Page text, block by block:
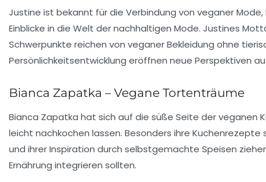
Justine ist bekannt für die Verbindung von veganer Mode,
Einblicke in die Welt der nachhaltigen Mode. Justines
Schwerpunkte reichen von veganer Bekleidung ohne
Persönlichkeitsentwicklung eröffnen neue Perspektiven
Bianca Zapatka – Vegane Tortenträume
Bianca Zapatka hat sich auf die süße Seite der veganen
leicht nachkochen lassen. Besonders ihre
und ihrer Inspiration durch selbstgemachte Speisen
Ernährung integrieren sollten.